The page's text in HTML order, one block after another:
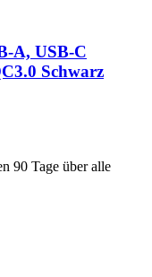
A, USB-C
Schwarz
90 Tage über alle